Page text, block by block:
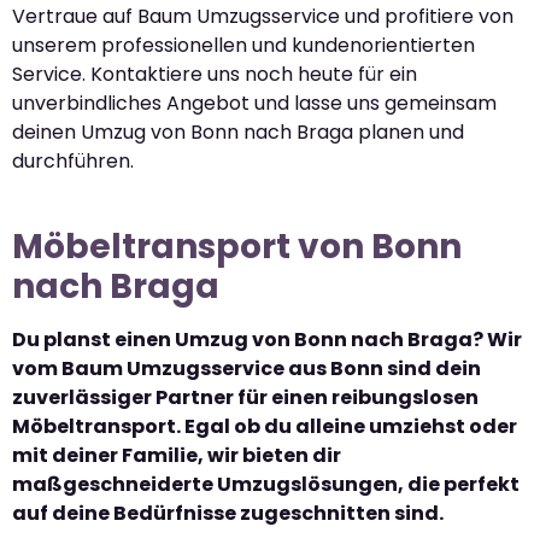
Vertraue auf Baum Umzugsservice und profitiere von
unserem professionellen und kundenorientierten
Service. Kontaktiere uns noch heute für ein
unverbindliches Angebot und lasse uns gemeinsam
deinen Umzug von Bonn nach Braga planen und
durchführen.
Möbeltransport von Bonn
nach Braga
Du planst einen Umzug von Bonn nach Braga? Wir
vom Baum Umzugsservice aus Bonn sind dein
zuverlässiger Partner für einen reibungslosen
Möbeltransport. Egal ob du alleine umziehst oder
mit deiner Familie, wir bieten dir
maßgeschneiderte Umzugslösungen, die perfekt
auf deine Bedürfnisse zugeschnitten sind.